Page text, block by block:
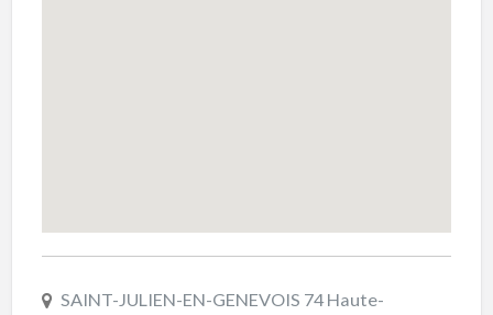
SAINT-JULIEN-EN-GENEVOIS 74 Haute-